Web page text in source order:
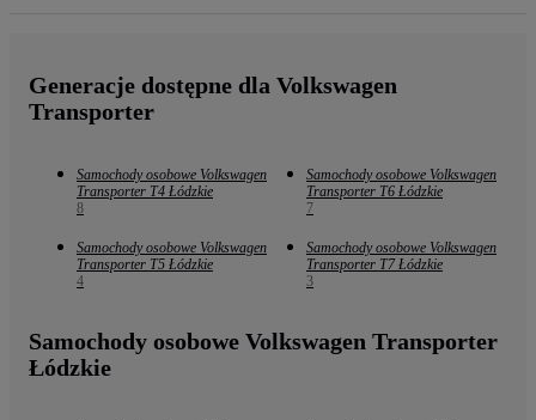
Generacje dostępne dla Volkswagen
Transporter
Samochody osobowe Volkswagen
Transporter T4 Łódzkie
8
Samochody osobowe Volkswagen
Transporter T6 Łódzkie
7
Samochody osobowe Volkswagen
Transporter T5 Łódzkie
4
Samochody osobowe Volkswagen
Transporter T7 Łódzkie
3
Samochody osobowe Volkswagen Transporter
Łódzkie